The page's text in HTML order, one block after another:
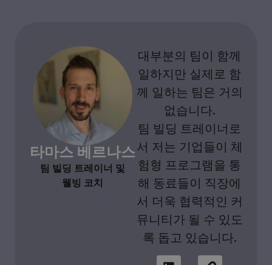
타마스 베르나스
팀 빌딩 트레이너 및
웰빙 코치
대부분의 팀이 함께
일하지만 실제로 함
께 일하는 팀은 거의
없습니다.
팀 빌딩 트레이너로
서 저는 기업들이 체
험형 프로그램을 통
해 동료들이 직장에
서 더욱 협력적인 커
뮤니티가 될 수 있도
록 돕고 있습니다.